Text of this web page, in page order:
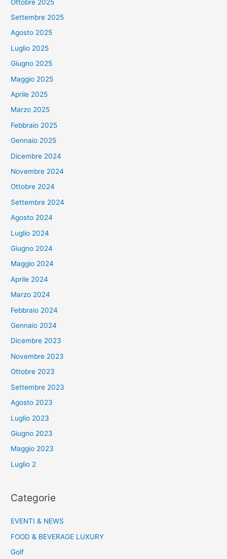
Ottobre 2025
Settembre 2025
Agosto 2025
Luglio 2025
Giugno 2025
Maggio 2025
Aprile 2025
Marzo 2025
Febbraio 2025
Gennaio 2025
Dicembre 2024
Novembre 2024
Ottobre 2024
Settembre 2024
Agosto 2024
Luglio 2024
Giugno 2024
Maggio 2024
Aprile 2024
Marzo 2024
Febbraio 2024
Gennaio 2024
Dicembre 2023
Novembre 2023
Ottobre 2023
Settembre 2023
Agosto 2023
Luglio 2023
Giugno 2023
Maggio 2023
Luglio 2
Categorie
EVENTI & NEWS
FOOD & BEVERAGE LUXURY
Golf